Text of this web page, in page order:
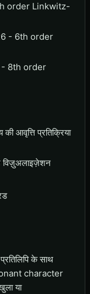
order Linkwitz-
- 6th order
- 8th order
आवृत्ति प्रतिक्रिया
विज़ुअलाइज़ेशन
के साथ
character
या